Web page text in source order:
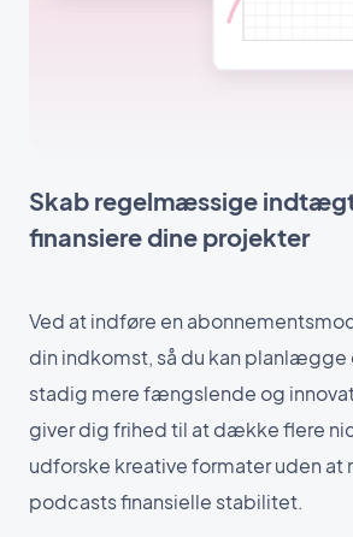
Skab regelmæssige
finansiere dine projekter
Ved at indføre en
din indkomst, så du kan planlægge
stadig mere fængslende og
giver dig frihed til at dække flere
udforske kreative formater uden at
podcasts finansielle stabilitet.